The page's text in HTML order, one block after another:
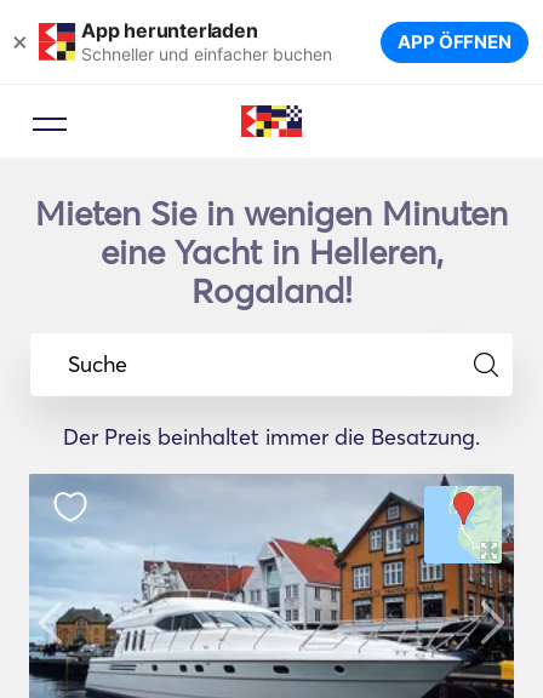
× App herunterladen
Schneller und einfacher buchen APP ÖFFNEN
Mieten Sie in wenigen Minuten
eine Yacht in Helleren,
Rogaland!
Suche
Der Preis beinhaltet immer die Besatzung.